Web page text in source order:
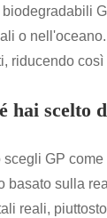
biodegradabili
o
riducendo
hai scelto
scegli GP
basato sulla
reali,